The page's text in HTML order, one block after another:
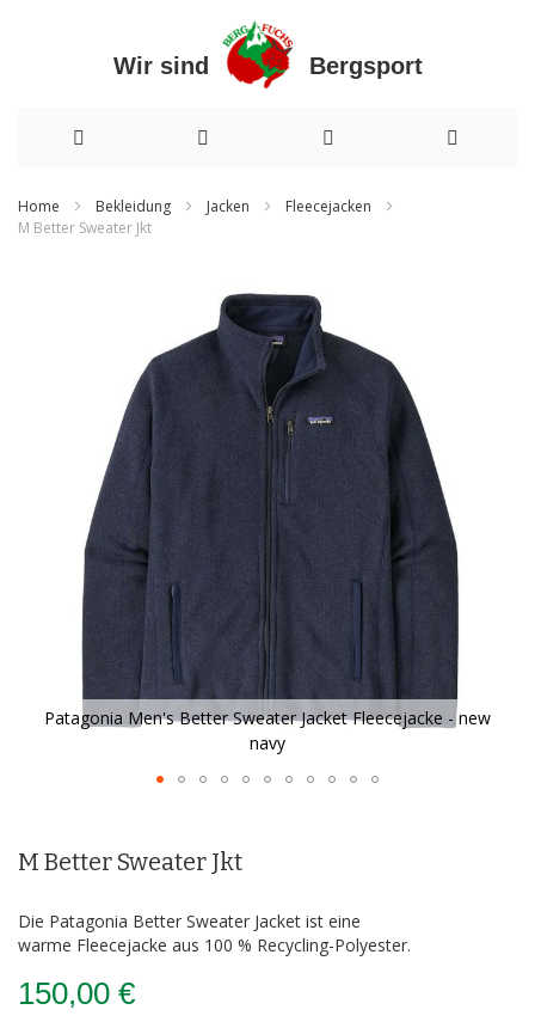
Wir sind Bergsport
zum
Home Bekleidung Jacken
Fleecejacken
M Better Sweater Jkt
Patagonia Men's Better Sweater Jacket Fleecejacke - new
navy
der
M Better Sweater Jkt
Die Patagonia Better Sweater Jacket ist eine
warme Fleecejacke aus 100 % Recycling-Polyester.
150,00 €